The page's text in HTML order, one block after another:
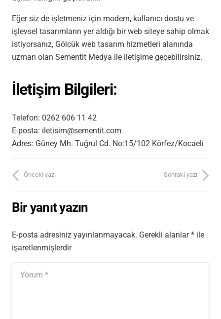
Eğer siz de işletmeniz için modern, kullanıcı dostu ve
işlevsel tasarımların yer aldığı bir web siteye sahip olmak
istiyorsanız, Gölcük web tasarım hizmetleri alanında
uzman olan Sementit Medya ile iletişime geçebilirsiniz.
İletişim Bilgileri:
Telefon: 0262 606 11 42
E-posta: iletisim@sementit.com
Adres: Güney Mh. Tuğrul Cd. No:15/102 Körfez/Kocaeli
Önceki yazı Sonraki yazı
Bir yanıt yazın
E-posta adresiniz yayınlanmayacak. Gerekli alanlar* ile
işaretlenmişlerdir